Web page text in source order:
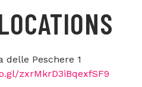
delle Peschere 1
zxrMkrD3iBqexfSF9